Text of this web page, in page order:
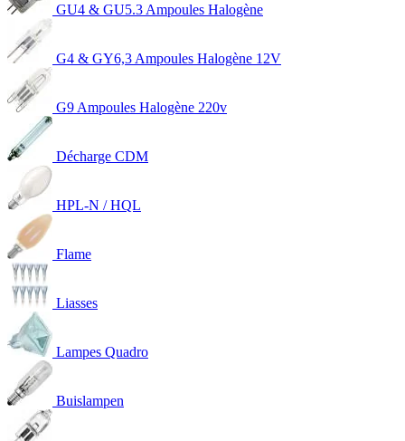
GU4 & GU5.3 Ampoules Halogène
G4 & GY6,3 Ampoules Halogène 12V
G9 Ampoules Halogène 220v
Décharge CDM
HPL-N / HQL
Flame
Liasses
Lampes Quadro
Buislampen